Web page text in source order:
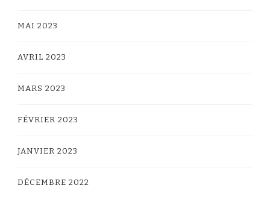
MAI 2023
AVRIL 2023
MARS 2023
FÉVRIER 2023
JANVIER 2023
DÉCEMBRE 2022